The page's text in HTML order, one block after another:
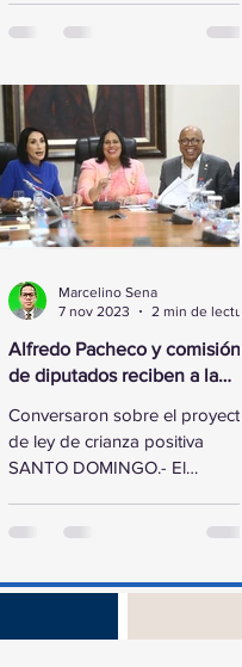
Alfredo Pacheco y comisión
de diputados reciben a la
Conversaron sobre el proyecto
de ley de crianza positiva
SANTO DOMINGO.- El
Marcelino Sena
7 nov 2023